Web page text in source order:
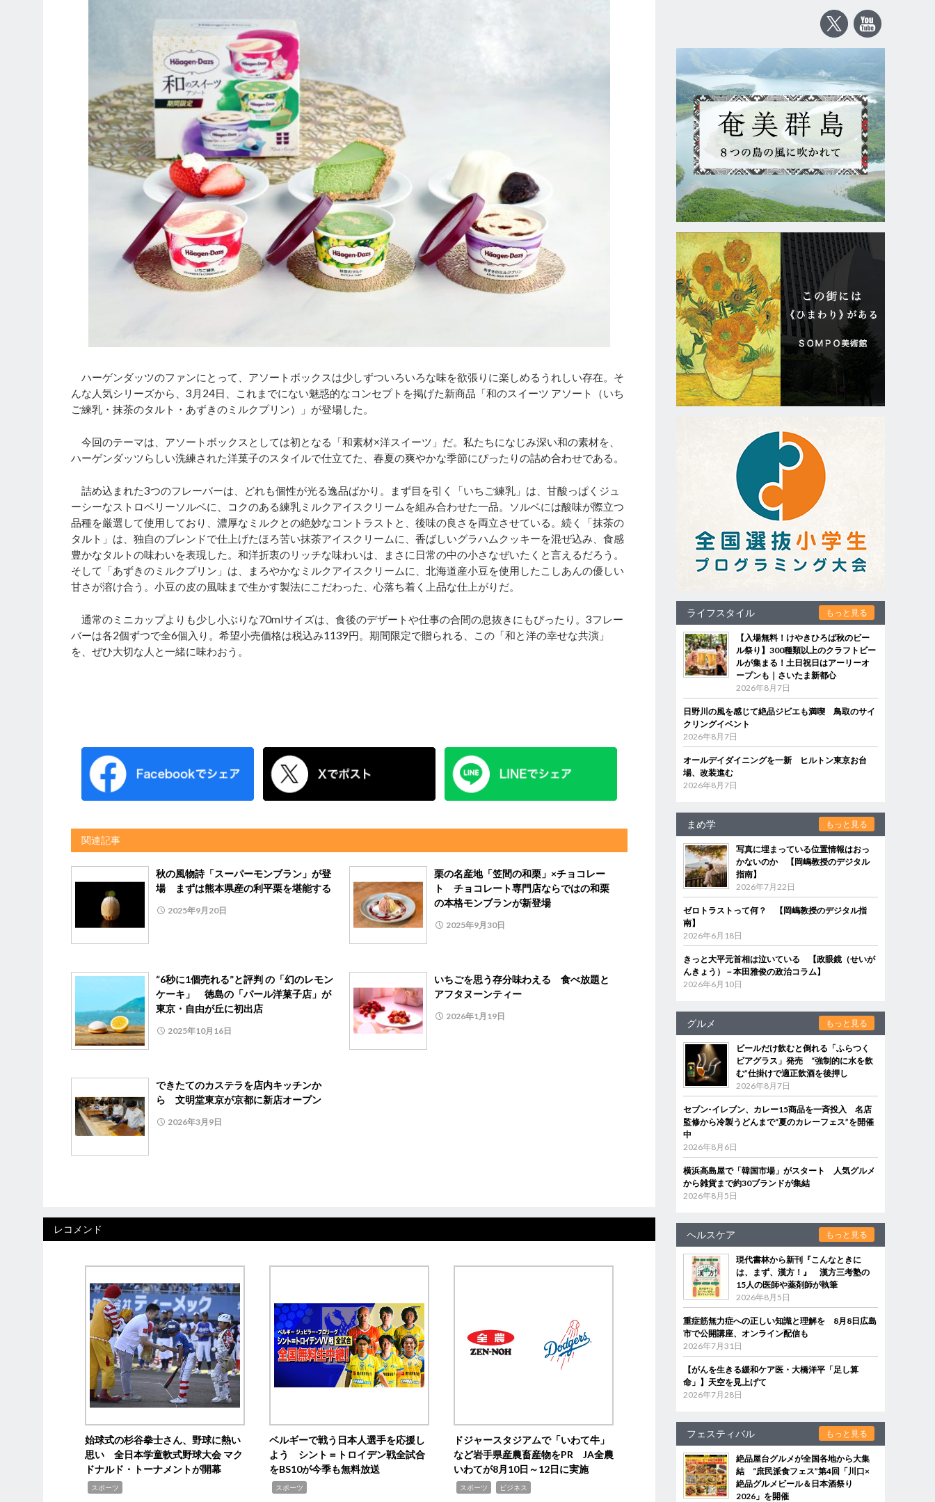
ハーゲンダッツのファンにとって、アソートボックスは少しずついろいろな味を欲張りに楽しめるうれしい存在。そ
んな人気シリーズから、3月24日、これまでにない魅惑的なコンセプトを掲げた新商品「和のスイーツ アソート（いち
ご練乳・抹茶のタルト・あずきのミルクプリン）」が登場した。
今回のテーマは、アソートボックスとしては初となる「和素材×洋スイーツ」だ。私たちになじみ深い和の素材を、
ハーゲンダッツらしい洗練された洋菓子のスタイルで仕立てた、春夏の爽やかな季節にぴったりの詰め合わせである。
詰め込まれた3つのフレーバーは、どれも個性が光る逸品ばかり。まず目を引く「いちご練乳」は、甘酸っぱくジュ
ーシーなストロベリーソルベに、コクのある練乳ミルクアイスクリームを組み合わせた一品。ソルベには酸味が際立つ
品種を厳選して使用しており、濃厚なミルクとの絶妙なコントラストと、後味の良さを両立させている。続く「抹茶の
タルト」は、独自のブレンドで仕上げたほろ苦い抹茶アイスクリームに、香ばしいグラハムクッキーを混ぜ込み、食感
豊かなタルトの味わいを表現した。和洋折衷のリッチな味わいは、まさに日常の中の小さなぜいたくと言えるだろう。
そして「あずきのミルクプリン」は、まろやかなミルクアイスクリームに、北海道産小豆を使用したこしあんの優しい
甘さが溶け合う。小豆の皮の風味まで生かす製法にこだわった、心落ち着く上品な仕上がりだ。
通常のミニカップよりも少し小ぶりな70mlサイズは、食後のデザートや仕事の合間の息抜きにもぴったり。3フレー
バーは各2個ずつで全6個入り。希望小売価格は税込み1139円。期間限定で贈られる、この「和と洋の幸せな共演」
を、ぜひ大切な人と一緒に味わおう。
関連記事
秋の風物詩「スーパーモンブラン」が登
場 まずは熊本県産の利平栗を堪能する
2025年9月20日
栗の名産地「笠間の和栗」×チョコレー
ト チョコレート専門店ならではの和栗
の本格モンブランが新登場
2025年9月30日
“6秒に1個売れる”と評判 の「幻のレモン
ケーキ」 徳島の「パール洋菓子店」が
東京・自由が丘に初出店
2025年10月16日
いちごを思う存分味わえる 食べ放題と
アフタヌーンティー
2026年1月19日
できたてのカステラを店内キッチンか
ら 文明堂東京が京都に新店オープン
2026年3月9日
レコメンド
始球式の杉谷拳士さん、野球に熱い
思い 全日本学童軟式野球大会 マク
ドナルド・トーナメントが開幕
スポーツ
ベルギーで戦う日本人選手を応援し
よう シント＝トロイデン戦全試合
をBS10が今季も無料放送
スポーツ
ドジャースタジアムで「いわて牛」
など岩手県産農畜産物をPR JA全農
いわてが8月10日～12日に実施
スポーツ ビジネス
ライフスタイル もっと見る
【入場無料！けやきひろば秋のビー
ル祭り】300種類以上のクラフトビー
ルが集まる！土日祝日はアーリーオ
ープンも｜さいたま新都心
2026年8月7日
日野川の風を感じて絶品ジビエも満喫 鳥取のサイ
クリングイベント
2026年8月7日
オールデイダイニングを一新 ヒルトン東京お台
場、改装進む
2026年8月7日
まめ学 もっと見る
写真に埋まっている位置情報はおっ
かないのか 【岡嶋教授のデジタル
指南】
2026年7月22日
ゼロトラストって何？ 【岡嶋教授のデジタル指
南】
2026年6月18日
きっと大平元首相は泣いている 【政眼鏡（せいが
んきょう）－本田雅俊の政治コラム】
2026年6月10日
グルメ もっと見る
ビールだけ飲むと倒れる「ふらつく
ビアグラス」発売 “強制的に水を飲
む”仕掛けで適正飲酒を後押し
2026年8月7日
セブン‐イレブン、カレー15商品を一斉投入 名店
監修から冷製うどんまで“夏のカレーフェス”を開催
中
2026年8月6日
横浜高島屋で「韓国市場」がスタート 人気グルメ
から雑貨まで約30ブランドが集結
2026年8月5日
ヘルスケア もっと見る
現代書林から新刊『こんなときに
は、まず、漢方！』 漢方三考塾の
15人の医師や薬剤師が執筆
2026年8月5日
重症筋無力症への正しい知識と理解を 8月8日広島
市で公開講座、オンライン配信も
2026年7月31日
【がんを生きる緩和ケア医・大橋洋平「足し算
命」】天空を見上げて
2026年7月28日
フェスティバル もっと見る
絶品屋台グルメが全国各地から大集
結 “庶民派食フェス”第4回「川口×
絶品グルメビール＆日本酒祭り
2026」を開催